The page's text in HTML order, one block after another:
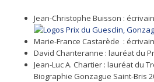
Jean-Christophe Buisson :
Marie-France Castarède : écrivain
David Chanteranne : lauréat du
Jean-Luc A. Chartier : lauréat du
Biographie Gonzague Saint-Bris